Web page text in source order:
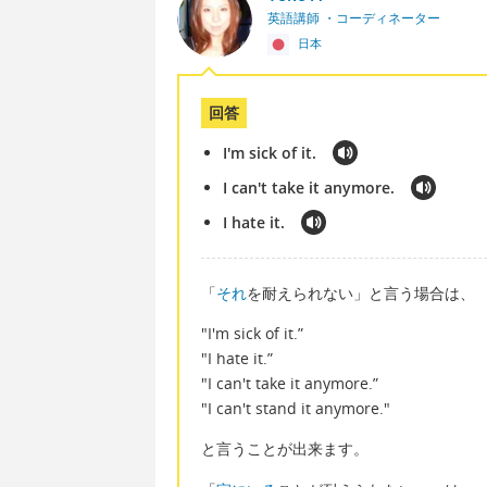
英語講師 ・コーディネーター
日本
回答
I'm sick of it.
I can't take it anymore.
I hate it.
「それを耐えられない」と言う場合は、
"I'm sick of it.”
"I hate it.”
"I can't take it anymore.”
"I can't stand it anymore."
と言うことが出来ます。